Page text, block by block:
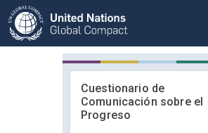
Cuestionario de
Comunicación sobre el
Progreso